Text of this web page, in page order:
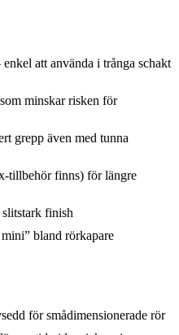
att använda i trånga schakt
minskar risken för
grepp även med tunna
tillbehör finns) för längre
finish
bland rörkapare
för smådimensionerade rör